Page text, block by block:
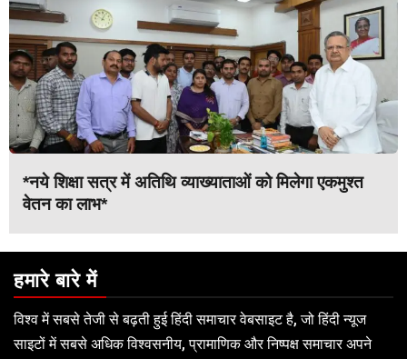
*नये शिक्षा सत्र में अतिथि व्याख्याताओं को मिलेगा एकमुश्त
वेतन का लाभ*
हमारे बारे में
विश्व में सबसे तेजी से बढ़ती हुई हिंदी समाचार वेबसाइट है, जो हिंदी न्यूज
साइटों में सबसे अधिक विश्वसनीय, प्रामाणिक और निष्पक्ष समाचार अपने